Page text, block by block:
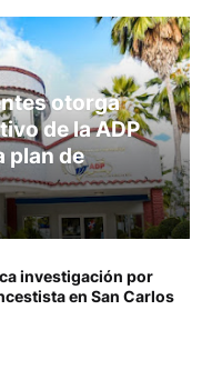
otorga
de la ADP
plan de
investigación por
en San Carlos